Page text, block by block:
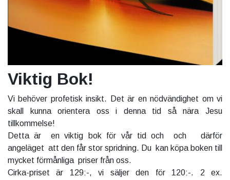
Viktig Bok!
Vi behöver profetisk insikt. Det är en nödvändighet om vi
skall kunna orientera oss i denna tid så nära Jesu
tillkommelse!
Detta är en viktig bok för vår tid och och därför
angeläget att den får stor spridning. Du kan köpa boken till
mycket förmånliga priser från oss.
Cirka-priset är 129:-, vi säljer den för 120:-. 2 ex.